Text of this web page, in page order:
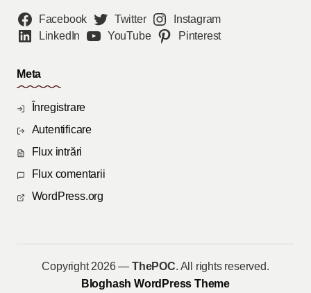
Facebook Twitter
Instagram
LinkedIn
YouTube Pinterest
Meta
Înregistrare
Autentificare
Flux intrări
Flux comentarii
WordPress.org
Copyright 2026 —ThePOC. All rights reserved.
Bloghash WordPress Theme